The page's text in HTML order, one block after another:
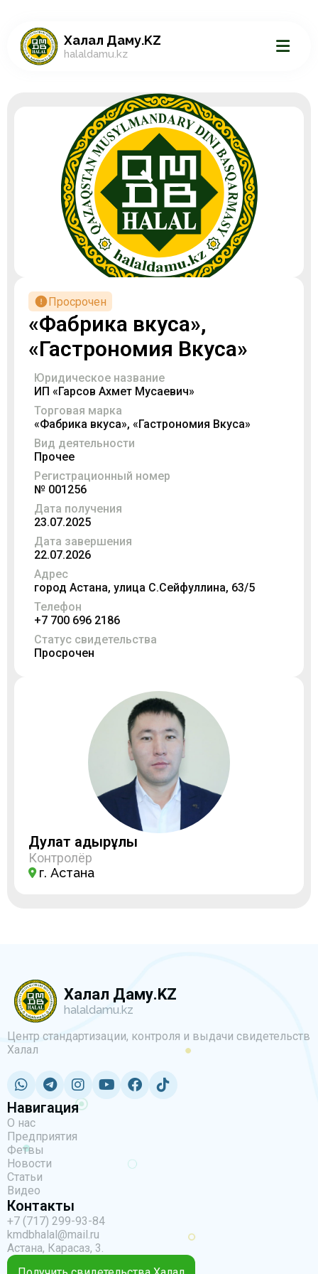
Халал Даму.KZ
halaldamu.kz
Просрочен
«Фабрика вкуса»,
«Гастрономия Вкуса»
Юридическое название
ИП «Гарсов Ахмет Мусаевич»
Торговая марка
«Фабрика вкуса», «Гастрономия Вкуса»
Вид деятельности
Прочее
Регистрационный номер
№ 001256
Дата получения
23.07.2025
Дата завершения
22.07.2026
Адрес
город Астана, улица С.Сейфуллина, 63/5
Телефон
+7 700 696 2186
Статус свидетельства
Просрочен
Дулат Қадырұлы
Контролёр
г. Астана
Халал Даму.KZ
halaldamu.kz
Центр стандартизации, контроля и выдачи свидетельств
Халал
Навигация
О нас
Предприятия
Фетвы
Новости
Статьи
Видео
Контакты
+7 (717) 299-93-84
kmdbhalal@mail.ru
Астана, Карасаз, 3.